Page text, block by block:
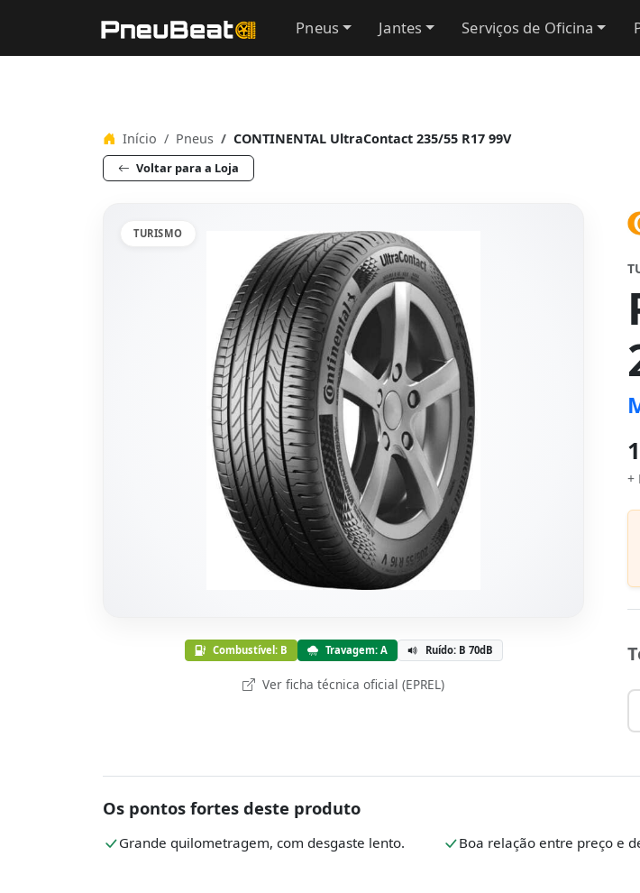
Pneus Jantes Serviços de Oficina
Início Pneus CONTINENTAL UltraContact 235/55 R17 99V
Voltar para a Loja
TURISMO
Combustível: B Travagem: A Ruído: B 70dB
Ver ficha técnica oficial (EPREL)
+
Os pontos fortes deste produto
Grande quilometragem, com desgaste lento. Boa relação entre preço e